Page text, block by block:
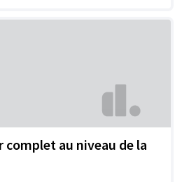
complet au niveau de la